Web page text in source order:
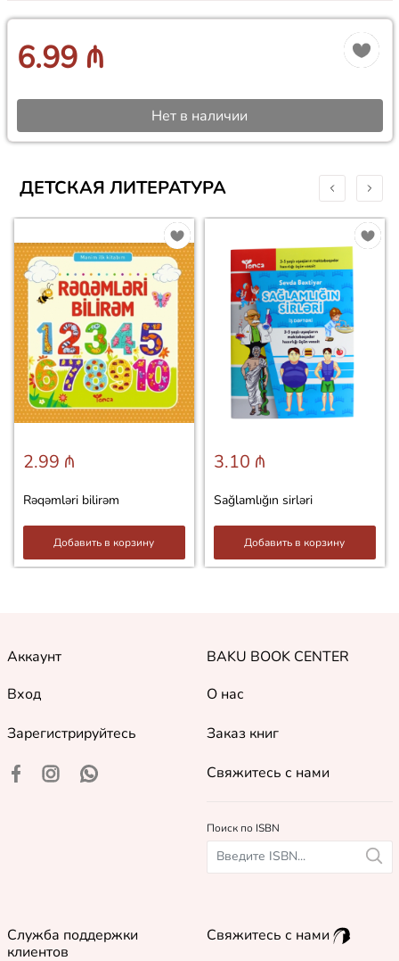
6.99 ₼
Нет в наличии
ДЕТСКАЯ ЛИТЕРАТУРА
2.99 ₼
Rəqəmləri bilirəm
Добавить в корзину
3.10 ₼
Sağlamlığın sirləri
Добавить в корзину
Аккаунт
Вход
Зарегистрируйтесь
BAKU BOOK CENTER
О нас
Заказ книг
Свяжитесь с нами
Поиск по ISBN
Служба поддержки
клиентов
Свяжитесь с нами